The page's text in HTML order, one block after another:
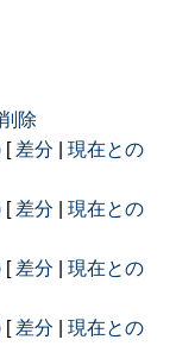
除
[ 差分
現在との
[ 差分
現在との
[ 差分
現在との
[ 差分
現在との